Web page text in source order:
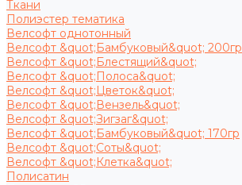
Ткани
Полиэстер тематика
Велсофт однотонный
Велсофт &quot;Бамбуковый&quot; 200гр
Велсофт &quot;Блестящий&quot;
Велсофт &quot;Полоса&quot;
Велсофт &quot;Цветок&quot;
Велсофт &quot;Вензель&quot;
Велсофт &quot;Зигзаг&quot;
Велсофт &quot;Бамбуковый&quot; 170гр
Велсофт &quot;Соты&quot;
Велсофт &quot;Клетка&quot;
Полисатин